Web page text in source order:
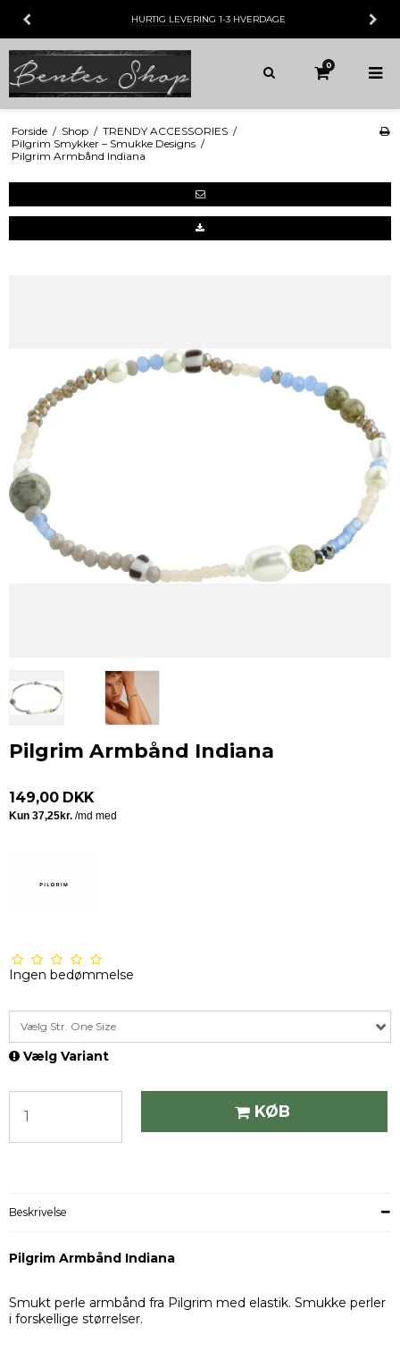
HURTIG LEVERING 1-3 HVERDAGE
0
Forside / Shop / TRENDY ACCESSORIES /
Pilgrim Smykker – Smukke Designs /
Pilgrim Armbånd Indiana
Pilgrim Armbånd Indiana
149,00 DKK
Ingen bedømmelse
Vælg Str. One Size
Vælg Variant
KØB
Beskrivelse
Pilgrim Armbånd Indiana
Smukt perle armbånd fra Pilgrim med elastik. Smukke perler
i forskellige størrelser.